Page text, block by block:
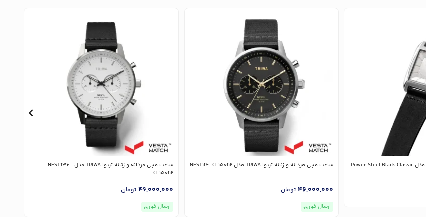
ساعت مچی مردانه و زنانه تریوا TRIWA مدل NEST114-CL150112
46,000,000 تومان
ارسال فوری
ساعت مچی مردانه و زنانه تریوا TRIWA مدل NEST136-
CL150112
46,000,000 تومان
ارسال فوری